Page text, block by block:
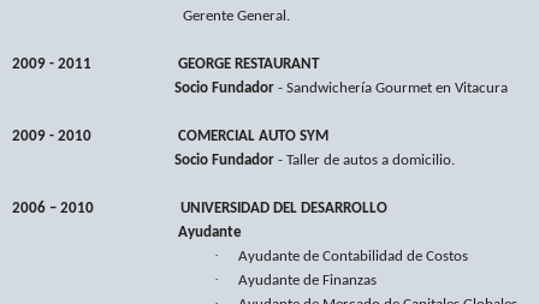
Gerente General.
2009 - 2011 GEORGE RESTAURANT
Socio Fundador - Sandwichería Gourmet en Vitacura
2009 - 2010 COMERCIAL AUTO SYM
Socio Fundador - Taller de autos a domicilio.
2006 – 2010
UNIVERSIDAD DEL DESARROLLO
Ayudante
· Ayudante de Contabilidad de Costos
· Ayudante de Finanzas